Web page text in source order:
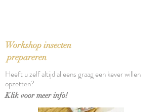
Verschijningsdatum: 2007
Aantal pagina's: 151
Workshop insecten
prepareren
Heeft u zelf altijd al eens graag een kever willen
opzetten?
Klik voor meer info!